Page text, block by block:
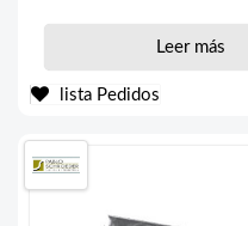
Leer más
lista Pedidos